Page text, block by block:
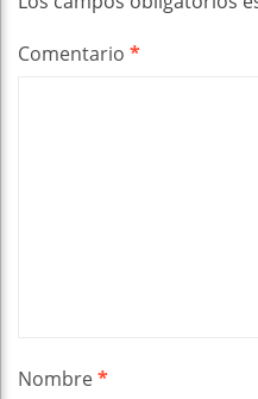
Comentario *
Nombre*